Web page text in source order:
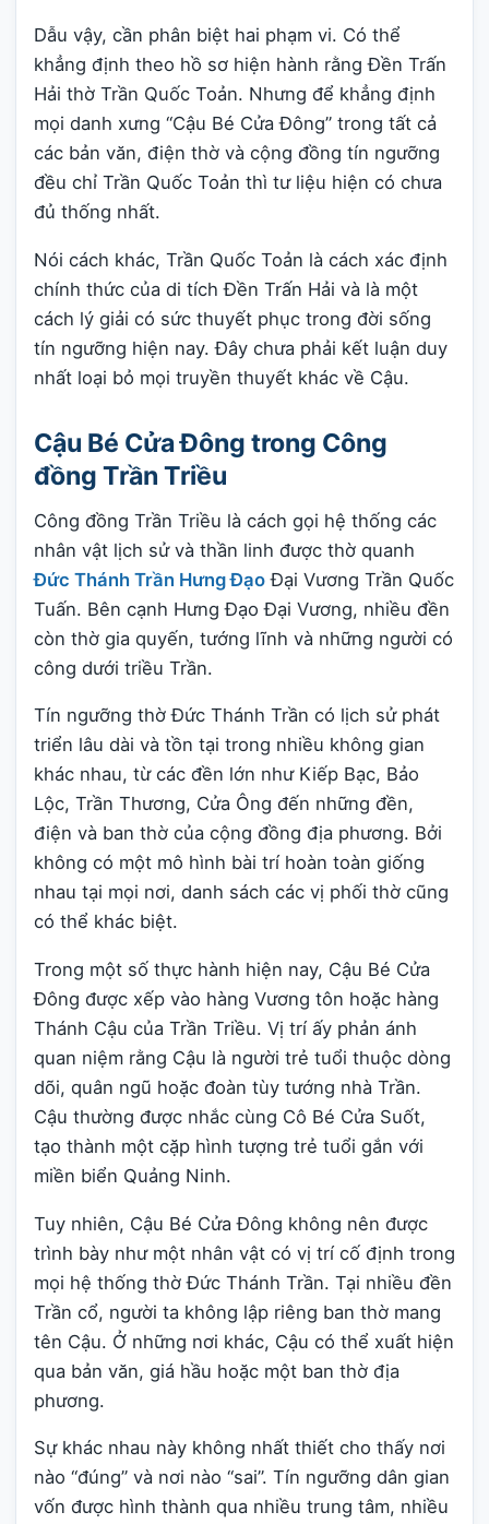
Dẫu vậy, cần phân biệt hai phạm vi. Có thể
khẳng định theo hồ sơ hiện hành rằng Đền Trấn
Hải thờ Trần Quốc Toản. Nhưng để khẳng định
mọi danh xưng “Cậu Bé Cửa Đông” trong tất cả
các bản văn, điện thờ và cộng đồng tín ngưỡng
đều chỉ Trần Quốc Toản thì tư liệu hiện có chưa
đủ thống nhất.
Nói cách khác, Trần Quốc Toản là cách xác định
chính thức của di tích Đền Trấn Hải và là một
cách lý giải có sức thuyết phục trong đời sống
tín ngưỡng hiện nay. Đây chưa phải kết luận duy
nhất loại bỏ mọi truyền thuyết khác về Cậu.
Cậu Bé Cửa Đông trong Công
đồng Trần Triều
Công đồng Trần Triều là cách gọi hệ thống các
nhân vật lịch sử và thần linh được thờ quanh
Đức Thánh Trần Hưng Đạo Đại Vương Trần Quốc
Tuấn. Bên cạnh Hưng Đạo Đại Vương, nhiều đền
còn thờ gia quyến, tướng lĩnh và những người có
công dưới triều Trần.
Tín ngưỡng thờ Đức Thánh Trần có lịch sử phát
triển lâu dài và tồn tại trong nhiều không gian
khác nhau, từ các đền lớn như Kiếp Bạc, Bảo
Lộc, Trần Thương, Cửa Ông đến những đền,
điện và ban thờ của cộng đồng địa phương. Bởi
không có một mô hình bài trí hoàn toàn giống
nhau tại mọi nơi, danh sách các vị phối thờ cũng
có thể khác biệt.
Trong một số thực hành hiện nay, Cậu Bé Cửa
Đông được xếp vào hàng Vương tôn hoặc hàng
Thánh Cậu của Trần Triều. Vị trí ấy phản ánh
quan niệm rằng Cậu là người trẻ tuổi thuộc dòng
dõi, quân ngũ hoặc đoàn tùy tướng nhà Trần.
Cậu thường được nhắc cùng Cô Bé Cửa Suốt,
tạo thành một cặp hình tượng trẻ tuổi gắn với
miền biển Quảng Ninh.
Tuy nhiên, Cậu Bé Cửa Đông không nên được
trình bày như một nhân vật có vị trí cố định trong
mọi hệ thống thờ Đức Thánh Trần. Tại nhiều đền
Trần cổ, người ta không lập riêng ban thờ mang
tên Cậu. Ở những nơi khác, Cậu có thể xuất hiện
qua bản văn, giá hầu hoặc một ban thờ địa
phương.
Sự khác nhau này không nhất thiết cho thấy nơi
nào “đúng” và nơi nào “sai”. Tín ngưỡng dân gian
vốn được hình thành qua nhiều trung tâm, nhiều